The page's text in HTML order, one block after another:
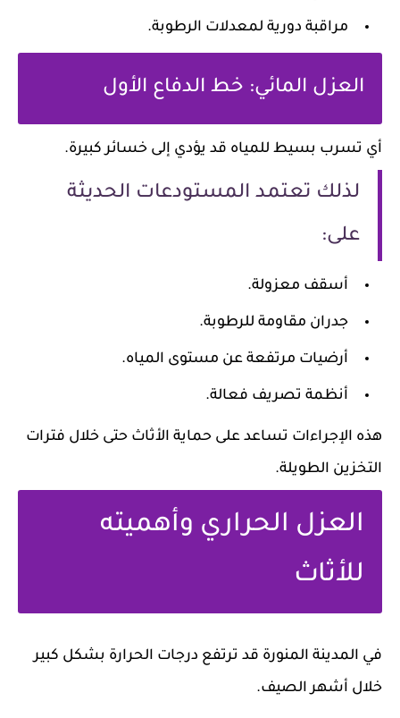
مراقبة دورية لمعدلات الرطوبة.
العزل المائي: خط الدفاع الأول
أي تسرب بسيط للمياه قد يؤدي إلى خسائر كبيرة.
لذلك تعتمد المستودعات الحديثة
على:
أسقف معزولة.
جدران مقاومة للرطوبة.
أرضيات مرتفعة عن مستوى المياه.
أنظمة تصريف فعالة.
هذه الإجراءات تساعد على حماية الأثاث حتى خلال فترات
التخزين الطويلة.
العزل الحراري وأهميته
للأثاث
في المدينة المنورة قد ترتفع درجات الحرارة بشكل كبير
خلال أشهر الصيف.